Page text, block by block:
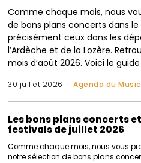
Comme chaque mois, nous
de bons plans concerts dans le
précisément ceux dans les
l’Ardèche et de la Lozère.
mois d’août 2026. Voici le
30 juillet 2026 Agenda du
Les bons plans concerts et
festivals de juillet 2026
Comme chaque mois, nous vous
notre sélection de bons plans